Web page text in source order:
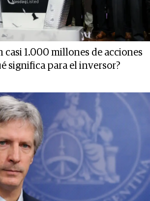
casi 1.000 millones de acciones
significa para el inversor?